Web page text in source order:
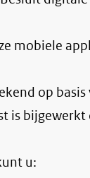
mobiele
op
is bijgewerkt
u: